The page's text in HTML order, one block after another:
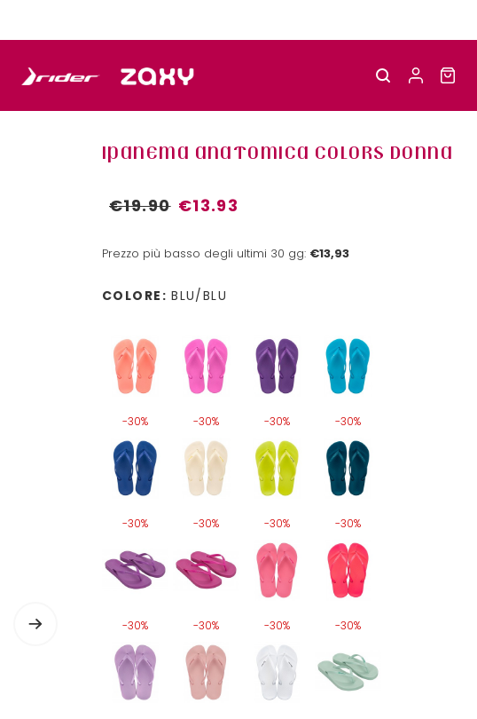
IPANEMA ANATOMICA COLORS DONNA
€19.90 €13.93
Prezzo più basso degli ultimi 30 gg: €13,93
COLORE: BLU/BLU
-30% -30% -30% -30%
-30% -30% -30% -30%
-30% -30% -30% -30%